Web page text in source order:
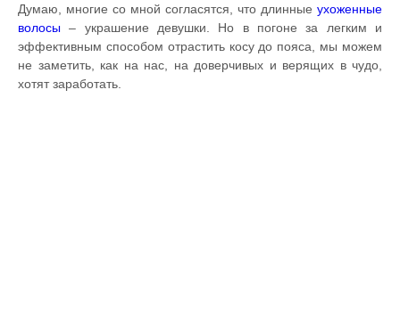
Думаю, многие со мной согласятся, что длинные ухоженные
волосы – украшение девушки. Но в погоне за легким и
эффективным способом отрастить косу до пояса, мы можем
не заметить, как на нас, на доверчивых и верящих в чудо,
хотят заработать.